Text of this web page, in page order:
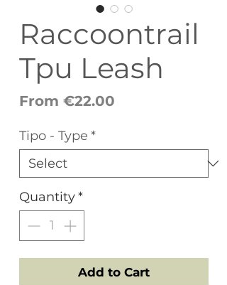
Raccoontrail
Tpu Leash
From €22.00
Tipo - Type *
Quantity*
Add to Cart